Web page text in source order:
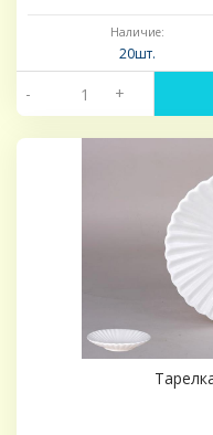
Наличие:
20шт.
- +